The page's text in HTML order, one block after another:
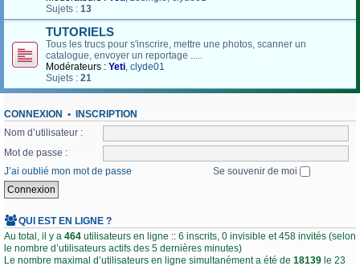
Sujets : 13
TUTORIELS
Tous les trucs pour s'inscrire, mettre une photos, scanner un
catalogue, envoyer un reportage .....
Modérateurs : Yeti, clyde01
Sujets : 21
CONNEXION • INSCRIPTION
Nom d’utilisateur :
Mot de passe :
J’ai oublié mon mot de passe
Se souvenir de moi
QUI EST EN LIGNE ?
Au total, il y a 464 utilisateurs en ligne :: 6 inscrits, 0 invisible et 458 invités (selon
le nombre d’utilisateurs actifs des 5 dernières minutes)
Le nombre maximal d’utilisateurs en ligne simultanément a été de 18139 le 23